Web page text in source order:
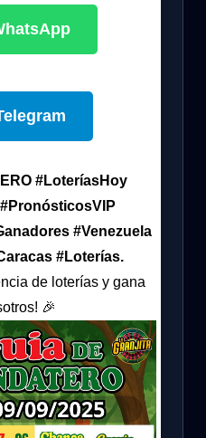
#LoteríasHoy
#Venezuela
#Loterías.
de loterías y gana
🎉